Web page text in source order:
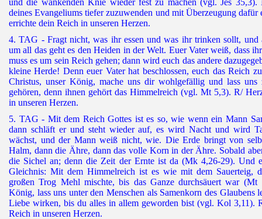
deines Evangeliums tiefer zuzuwenden und mit Überzeugung dafür
errichte dein Reich in unseren Herzen.
4. TAG - Fragt nicht, was ihr essen und was ihr trinken sollt, und
um all das geht es den Heiden in der Welt. Euer Vater weiß, dass
muss es um sein Reich gehen; dann wird euch das andere
kleine Herde! Denn euer Vater hat beschlossen, euch das Reich
Christus, unser König, mache uns dir wohlgefällig und lass
gehören, denn ihnen gehört das Himmelreich (vgl. Mt 5,3). R/
in unseren Herzen.
5. TAG - Mit dem Reich Gottes ist es so, wie wenn ein Mann
dann schläft er und steht wieder auf, es wird Nacht und wird
wächst, und der Mann weiß nicht, wie. Die Erde bringt von
Halm, dann die Ähre, dann das volle Korn in der Ähre. Sobald
die Sichel an; denn die Zeit der Ernte ist da (Mk 4,26-29). Und
Gleichnis: Mit dem Himmelreich ist es wie mit dem Sauerteig,
großen Trog Mehl mischte, bis das Ganze durchsäuert war (Mt
König, lass uns unter den Menschen als Samenkorn des Glaubens
Liebe wirken, bis du alles in allem geworden bist (vgl. Kol 3,11).
Reich in unseren Herzen.